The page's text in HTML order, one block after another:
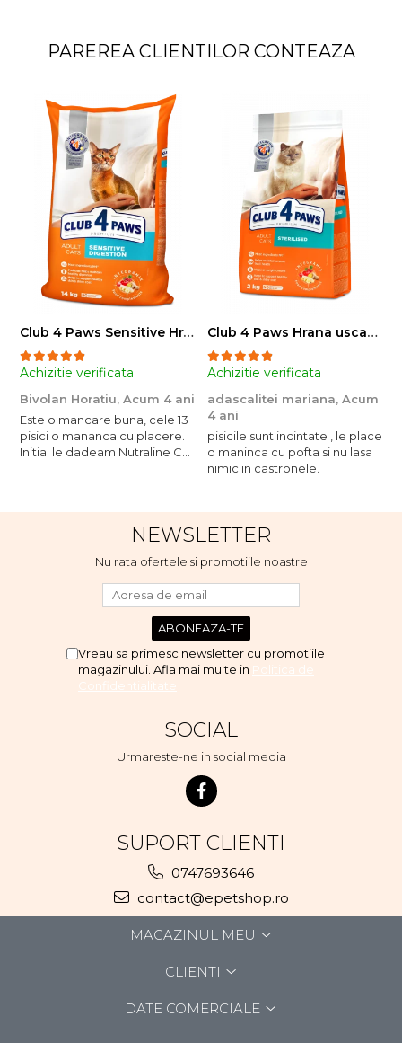
PAREREA CLIENTILOR CONTEAZA
Club 4 Paws Sensitive Hrana uscata pisici adulte, 14kg
Achizitie verificata
Bivolan Horatiu, Acum 4 ani
Este o mancare buna, cele 13
pisici o mananca cu placere.
Initial le dadeam Nutraline Cat
evita, nu o mananca cu
placere. Eu sunt multumit si
Club 4 Paws Hrana uscata pisici sterilizate, 2kg
Achizitie verificata
adascalitei mariana, Acum
4 ani
pisicile sunt incintate , le place
o maninca cu pofta si nu lasa
nimic in castronele.
NEWSLETTER
Nu rata ofertele si promotiile noastre
Vreau sa primesc newsletter cu promotiile
magazinului. Afla mai multe in Politica de
Confidentialitate
SOCIAL
Urmareste-ne in social media
SUPORT CLIENTI
0747693646
contact@epetshop.ro
MAGAZINUL MEU
CLIENTI
DATE COMERCIALE